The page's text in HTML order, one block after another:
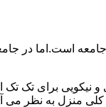
است.اما در
برای تک تک
به نظر می